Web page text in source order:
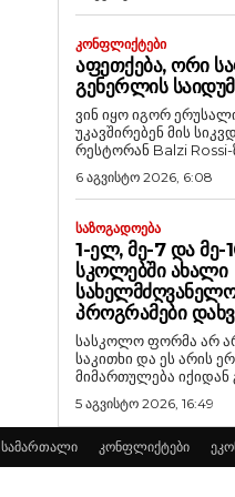
ᲙᲝᲜᲤᲚᲘᲥᲢᲔᲑᲘ
ᲐᲤᲔᲗᲥᲔᲑᲐ, ᲝᲠᲘ
ᲒᲔᲜᲔᲠᲚᲘᲡ
ვინ იყო იგორ
უკავშირებენ მის
რესტორან Balzi Rossi-
6 აგვისტო 2026, 6:08
ᲡᲐᲖᲝᲒᲐᲓᲝᲔᲑᲐ
1-ᲔᲚ, ᲛᲔ-7 ᲓᲐ ᲛᲔ-
ᲡᲙᲝᲚᲔᲑᲨᲘ ᲐᲮᲐᲚᲘ
ᲞᲠᲝᲒᲠᲐᲛᲔᲑᲘ
სასკოლო ფორმა არ
საკითხი და ეს არის
მიმართულება იქიდან
5 აგვისტო 2026, 16:49
სამართალი კონფლიქტები